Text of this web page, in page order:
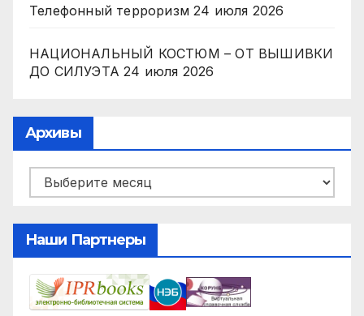
Телефонный терроризм 24 июля 2026
НАЦИОНАЛЬНЫЙ КОСТЮМ – ОТ ВЫШИВКИ
ДО СИЛУЭТА 24 июля 2026
Архивы
Архивы
Наши Партнеры